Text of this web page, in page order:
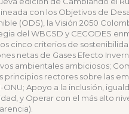
con los Objetivos de
(ODS), la Visión 2050
del WBCSD y CECODES
cinco criterios de
netas de Gases Efecto
ambientales ambiciosos;
principios rectores sobre las
ONU; Apoyo a la inclusión,
y Operar con el más alto